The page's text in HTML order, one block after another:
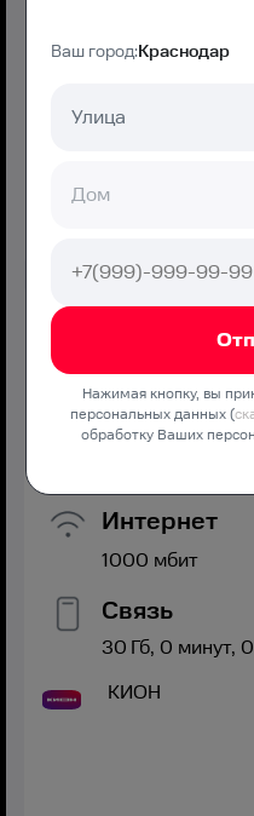
МТС Дома
Оптимальная скорость
Интернет
1000 мбит
Связь
30 Гб, 0 минут, 0
КИОН
Ваш город:Краснодар
Нажимая кнопку, вы
персональных данных (
обработку Ваших